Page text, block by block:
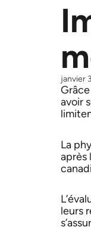
janvier
Grâce
avoir
La
après
leurs